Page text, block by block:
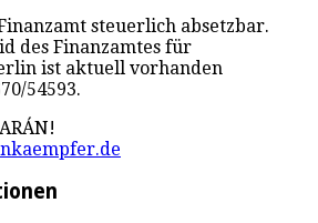
steuerlich absetzbar.
des Finanzamtes für
ist aktuell vorhanden
54593.